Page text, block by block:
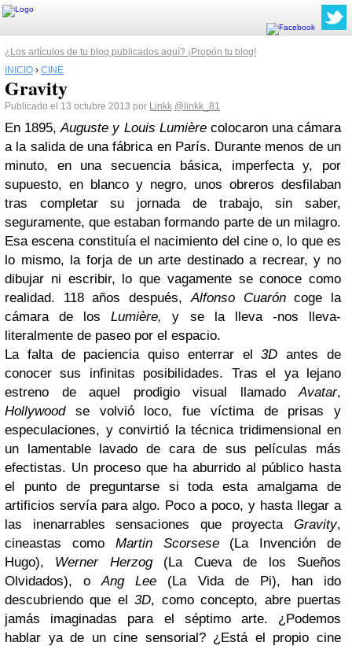
¿Los artículos de tu blog publicados aquí? ¡Propón tu blog!
INICIO › CINE
Gravity
Publicado el 13 octubre 2013 por Linkk @linkk_81
En 1895,Auguste y Louis Lumièrecolocaron una cámara
a la salida de una fábrica en París. Durante menos de un
minuto, en una secuencia básica, imperfecta y, por
supuesto, en blanco y negro, unos obreros desfilaban
tras completar su jornada de trabajo, sin saber,
seguramente, que estaban formando parte de un milagro.
Esa escena constituía el nacimiento del cine o, lo que es
lo mismo, la forja de un arte destinado a recrear, y no
dibujar ni escribir, lo que vagamente se conoce como
realidad. 118 años después,Alfonso Cuaróncoge la
cámara de losLumière,y se la lleva -nos lleva-
literalmente de paseo por el espacio.
La falta de paciencia quiso enterrar el3D antes de
conocer sus infinitas posibilidades. Tras el ya lejano
estreno de aquel prodigio visual llamadoAvatar,
Hollywoodse volvió loco, fue víctima de prisas y
especulaciones, y convirtió la técnica tridimensional en
un lamentable lavado de cara de sus películas más
efectistas. Un proceso que ha aburrido al público hasta
el punto de preguntarse si toda esta amalgama de
artificios servía para algo. Poco a poco, y hasta llegar a
las inenarrables sensaciones que proyecta Gravity,
cineastas como Martin Scorsese(La Invención de
Hugo), Werner Herzog(La Cueva de los Sueños
Olvidados), oAng Lee (La Vida de Pi), han ido
descubriendo que el3D, como concepto, abre puertas
jamás imaginadas para el séptimo arte. ¿Podemos
hablar ya de un cine sensorial? ¿Está el propio cine